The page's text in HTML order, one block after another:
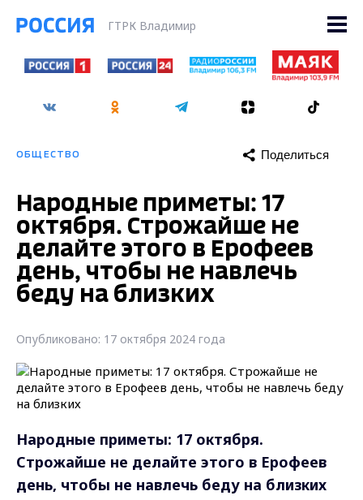
ГТРК Владимир
ОБЩЕСТВО Поделиться
Народные приметы: 17
октября. Строжайше не
делайте этого в Ерофеев
день, чтобы не навлечь
беду на близких
Опубликовано: 17 октября 2024 года
Народные приметы: 17 октября.
Строжайше не делайте этого в Ерофеев
день, чтобы не навлечь беду на близких